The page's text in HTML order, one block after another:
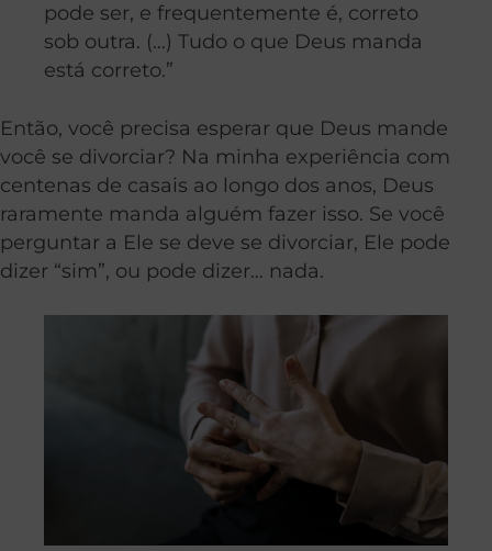
pode ser, e frequentemente é, correto
sob outra. (…) Tudo o que Deus manda
está correto.”
Então, você precisa esperar que Deus mande
você se divorciar? Na minha experiência com
centenas de casais ao longo dos anos, Deus
raramente manda alguém fazer isso. Se você
perguntar a Ele se deve se divorciar, Ele pode
dizer “sim”, ou pode dizer… nada.